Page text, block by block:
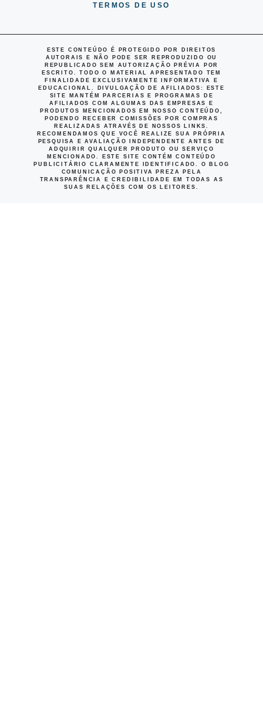
TERMOS DE USO
ESTE CONTEÚDO É PROTEGIDO POR DIREITOS
AUTORAIS E NÃO PODE SER REPRODUZIDO OU
REPUBLICADO SEM AUTORIZAÇÃO PRÉVIA POR
ESCRITO. TODO O MATERIAL APRESENTADO TEM
FINALIDADE EXCLUSIVAMENTE INFORMATIVA E
EDUCACIONAL.
DIVULGAÇÃO DE AFILIADOS : ESTE
SITE MANTÉM PARCERIAS E PROGRAMAS DE
AFILIADOS COM ALGUMAS DAS EMPRESAS E
PRODUTOS MENCIONADOS EM NOSSO CONTEÚDO,
PODENDO RECEBER COMISSÕES POR COMPRAS
REALIZADAS ATRAVÉS DE NOSSOS LINKS.
RECOMENDAMOS QUE VOCÊ REALIZE SUA PRÓPRIA
PESQUISA E AVALIAÇÃO INDEPENDENTE ANTES DE
ADQUIRIR QUALQUER PRODUTO OU SERVIÇO
MENCIONADO. ESTE SITE CONTÉM CONTEÚDO
PUBLICITÁRIO CLARAMENTE IDENTIFICADO. O BLOG
COMUNICAÇÃO POSITIVA PREZA PELA
TRANSPARÊNCIA E CREDIBILIDADE EM TODAS AS
SUAS RELAÇÕES COM OS LEITORES.